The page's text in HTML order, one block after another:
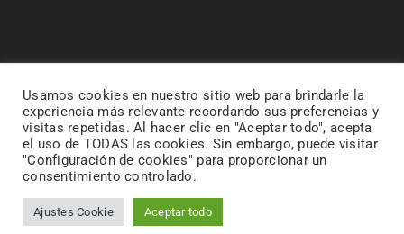
© Todos los derechos reservados.• Diseño y
desarrollo web realizado por
Usamos cookies en nuestro sitio web para brindarle la
experiencia más relevante recordando sus preferencias y
visitas repetidas. Al hacer clic en "Aceptar todo", acepta
el uso de TODAS las cookies. Sin embargo, puede visitar
"Configuración de cookies" para proporcionar un
consentimiento controlado.
Ajustes Cookie Aceptar todo